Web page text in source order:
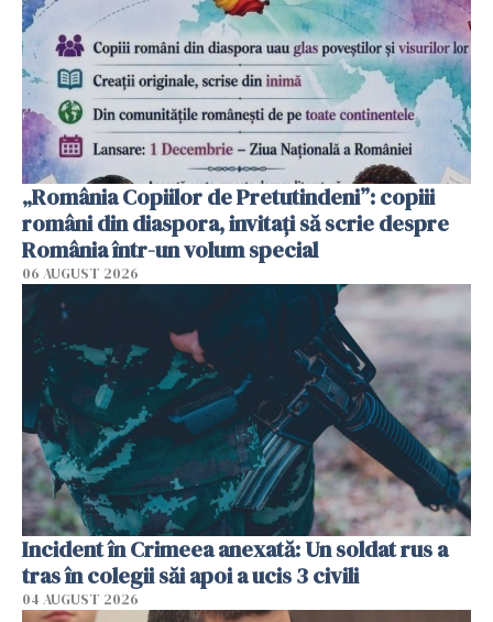
„România Copiilor de Pretutindeni”: copiii
români din diaspora, invitați să scrie despre
România într-un volum special
06 AUGUST 2026
Incident în Crimeea anexată: Un soldat rus a
tras în colegii săi apoi a ucis 3 civili
04 AUGUST 2026